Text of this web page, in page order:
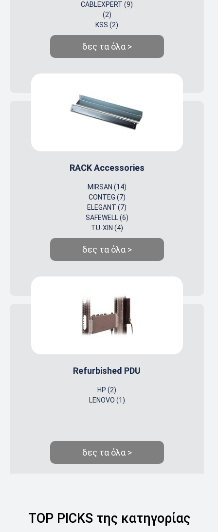
CABLEXPERT (9)
(2)
KSS (2)
δες τα όλα >
RACK Accessories
MIRSAN (14)
CONTEG (7)
ELEGANT (7)
SAFEWELL (6)
TU-XIN (4)
δες τα όλα >
Refurbished PDU
HP (2)
LENOVO (1)
δες τα όλα >
TOP PICKS της κατηγορίας